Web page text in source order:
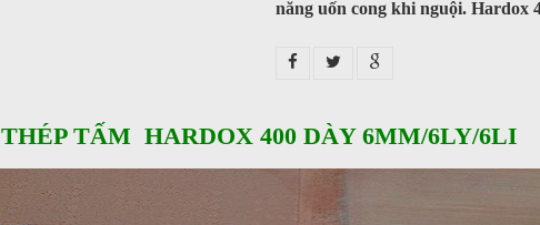
năng uốn cong khi nguội. Hardox
THÉP TẤM HARDOX 400 DÀY 6MM/6LY/6LI